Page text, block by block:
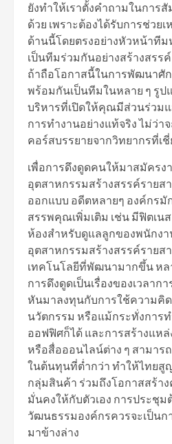
ยังทำให้เราตั้งคำถามในกา
ด้วย เพราะต้องได้รับการช่วย
ด้านนี้โดยตรงอย่างหัวหน้าทีม
เป็นทีมร่วมกันอย่างสร้างสรร
ถ้าถือโอกาสนี้ในการพัฒนาศั
พร้อมกันเป็นทีมในหลาย ๆ รูป
บริหารที่เปิดให้คุณมีส่วนร่วม
การทำงานอย่างแท้จริง ไม่ว่า
คอร์สบรรยายจากวิทยากรที่เ
เพื่อการดึงดูดคนให้มาสมัครง
อุตสาหกรรมสร้างสรรค์รายส
ออกแบบ อดีตหลายๆ องค์กรมั
สรรพคุณเพิ่มเติม เช่น มีฟิตเน
ห้องสำหรับดูแลลูกของพนักง
อุตสาหกรรมสร้างสรรค์รายส
เทคโนโลยีที่พัฒนามากขึ้น หล
การดึงดูดเป็นเรื่องของเวลาก
หันมาลงทุนกับการใช้ความคิ
นวัตกรรม หรือแม้กระทั่งการ
ออฟฟิศก็ได้ และการสร้างแหล่
หรือสื่อออนไลน์ต่าง ๆ สามาร
ในต้นทุนที่ต่ำกว่า ทำให้ไทยสู
กลุ่มสินค้า ร่วมถึงโอกาสสร้า
มั่นคงให้กับตัวเอง การประชุม
วัฒนธรรมองค์กรควรจะเป็นก
มาข้างล่าง